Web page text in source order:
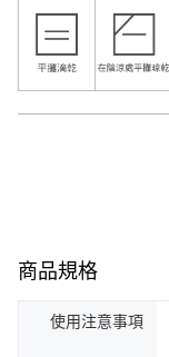
商品規格
使用注意事項